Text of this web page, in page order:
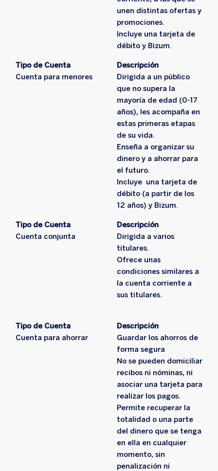
unen distintas ofertas y
promociones.
Incluye una tarjeta de
débito y Bizum.
Tipo de Cuenta
Cuenta para menores
Descripción
Dirigida a un público
que no supera la
mayoría de edad (0-17
años), les acompaña en
estas primeras etapas
de su vida.
Enseña a organizar su
dinero y a ahorrar para
el futuro.
Incluye una tarjeta de
débito (a partir de los
12 años) y Bizum.
Tipo de Cuenta
Cuenta conjunta
Descripción
Dirigida a varios
titulares.
Ofrece unas
condiciones similares a
la cuenta corriente a
sus titulares.
Tipo de Cuenta
Cuenta para ahorrar
Descripción
Guardar los ahorros de
forma segura
No se pueden domiciliar
recibos ni nóminas, ni
asociar una tarjeta para
realizar los pagos.
Permite recuperar la
totalidad o una parte
del dinero que se tenga
en ella en cualquier
momento, sin
penalización ni